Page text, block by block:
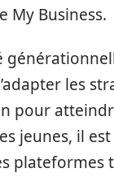
My Business.
les
pour
jeunes, il est
plateformes